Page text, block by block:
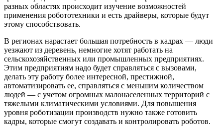
разных областях происходит изучение возможностей
применения робототехники и есть драйверы, которые будут
этому способствовать.
В регионах нарастает большая потребность в кадрах — люди
уезжают из деревень, немногие хотят работать на
сельскохозяйственных или промышленных предприятиях.
Этим предприятиям надо будет справляться с вызовами,
делать эту работу более интересной, престижной,
автоматизировать ее, справляться с меньшим количеством
людей — с учетом огромных малонаселенных территорий с
тяжелыми климатическими условиями. Для повышения
уровня роботизации производств нужно также готовить
кадры, которые смогут создавать и контролировать роботов.